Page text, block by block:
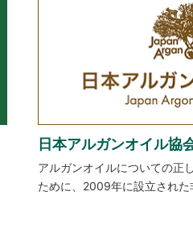
日本アルガンオイル協
アルガンオイルについての正
ために、2009年に設立された